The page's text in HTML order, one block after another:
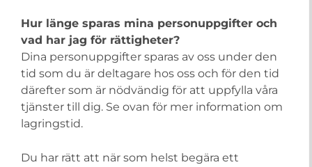
Hur länge sparas mina personuppgifter och
vad har jag för rättigheter?
Dina personuppgifter sparas av oss under den
tid som du är deltagare hos oss och för den tid
därefter som är nödvändig för att uppfylla våra
tjänster till dig. Se ovan för mer information om
lagringstid.
Du har rätt att när som helst begära ett